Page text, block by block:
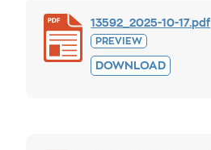
13592_2025-10-17.pdf
PREVIEW
DOWNLOAD